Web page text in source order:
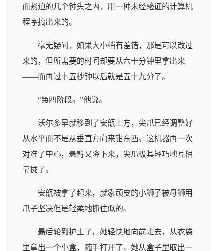
而紧迫的几个钟头之内，用一种未经验证的计算机
程序搞出来的。
毫无疑问，如果大小稍有差错，那是可以改过
来的，但所需要的时间却要从六十分钟里拿出来
——而再过十五秒钟以后就是五十九分了。
“第四阶段。”他说。
沃尔多早就移到了安瓿上方，尖爪已经调整好
从水平而不是从垂直方向来钳东西。这机器再一次
对准了中心，悬臂又降下来，尖爪极其轻巧地互相
靠拢了。
安瓿被拿了起来，就象顽皮的小狮子被母狮用
爪子坚决但是轻柔地抓住似的。
最后轮到护土了，她轻快地向前走去，从衣袋
里拿出一个小盒，随手打开了。她从盒子里取出一